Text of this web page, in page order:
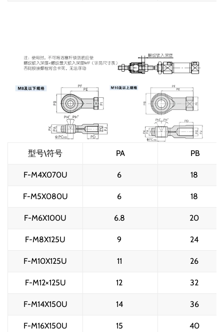
型号\符号 PA PB
F-M4X070U 6 18
F-M5X080U 6 18
F-M6X100U 6.8 20
F-M8X125U 9 24
F-M10X125U 11 26
F-M12×125U 12 32
F-M14X150U 14 36
F-M16X150U 15 40